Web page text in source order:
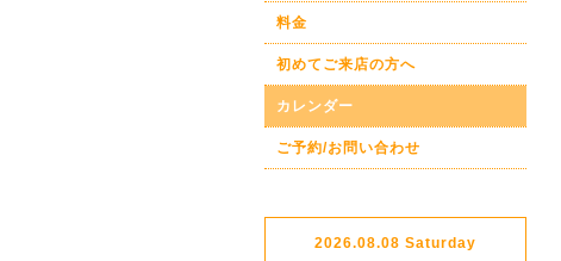
料金
初めてご来店の方へ
カレンダー
ご予約/お問い合わせ
2026.08.08 Saturday